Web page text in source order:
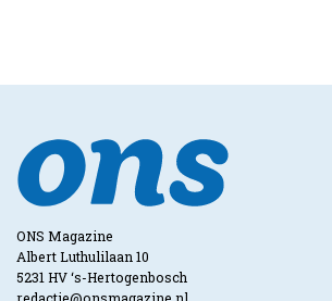
ONS Magazine
Albert Luthulilaan 10
5231 HV ‘s-Hertogenbosch